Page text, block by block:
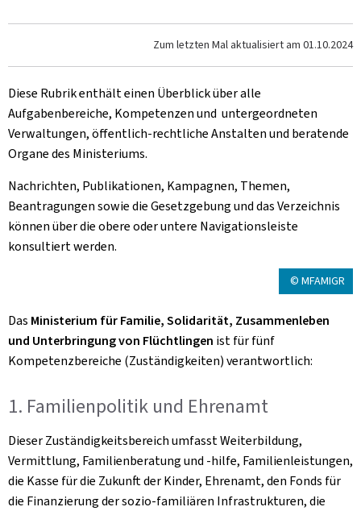
Zum letzten Mal aktualisiert am 01.10.2024
Diese Rubrik enthält einen Überblick über alle
Aufgabenbereiche, Kompetenzen und untergeordneten
Verwaltungen, öffentlich-rechtliche Anstalten und beratende
Organe des Ministeriums.
Nachrichten, Publikationen, Kampagnen, Themen,
Beantragungen sowie die Gesetzgebung und das Verzeichnis
können über die obere oder untere Navigationsleiste
konsultiert werden.
© MFAMIGR
Das Ministerium für Familie, Solidarität, Zusammenleben
und Unterbringung von Flüchtlingen ist für fünf
Kompetenzbereiche (Zuständigkeiten) verantwortlich:
1. Familienpolitik und Ehrenamt
Dieser Zuständigkeitsbereich umfasst Weiterbildung,
Vermittlung, Familienberatung und -hilfe, Familienleistungen,
die Kasse für die Zukunft der Kinder, Ehrenamt, den Fonds für
die Finanzierung der sozio-familiären Infrastrukturen, die